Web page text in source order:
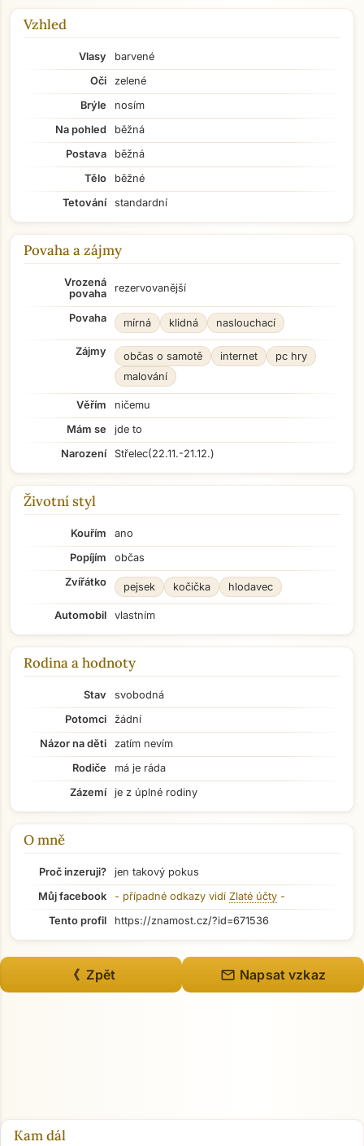
Přejít na hlavní obsah
Vzhled
Vlasy
barvené
Oči
zelené
Brýle
nosím
Na pohled
běžná
Postava
běžná
Tělo
běžné
Tetování
standardní
Povaha a zájmy
Vrozená
povaha
rezervovanější
Povaha mírná klidná naslouchací
Zájmy občas o samotě internet
pc hry
malování
Věřím
ničemu
Mám se
jde to
Narození
Střelec(22.11.-21.12.)
Životní styl
Kouřím
ano
Popíjím
občas
Zvířátko
pejsek kočička hlodavec
Automobil vlastním
Rodina a hodnoty
Stav
svobodná
Potomci
žádní
Názor na děti
zatím nevím
Rodiče
má je ráda
Zázemí
je z úplné rodiny
O mně
Proč inzeruji?
jen takový pokus
Můj facebook
- případné odkazy vidí Zlaté účty -
Tento profil
https://znamost.cz/?id=671536
《 Zpět mail Napsat vzkaz
Kam dál